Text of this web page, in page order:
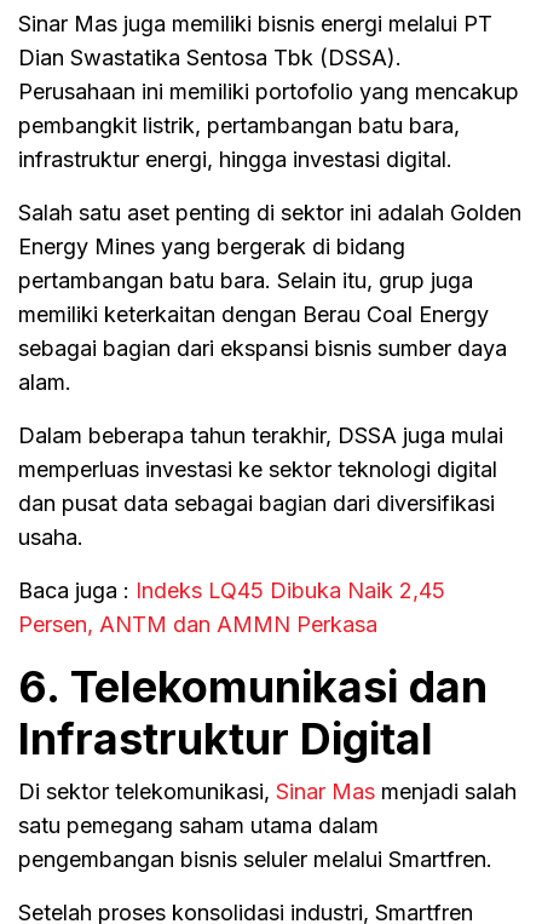
Sinar Mas juga memiliki bisnis energi melalui PT
Dian Swastatika Sentosa Tbk (DSSA).
Perusahaan ini memiliki portofolio yang mencakup
pembangkit listrik, pertambangan batu bara,
infrastruktur energi, hingga investasi digital.
Salah satu aset penting di sektor ini adalah Golden
Energy Mines yang bergerak di bidang
pertambangan batu bara. Selain itu, grup juga
memiliki keterkaitan dengan Berau Coal Energy
sebagai bagian dari ekspansi bisnis sumber daya
alam.
Dalam beberapa tahun terakhir, DSSA juga mulai
memperluas investasi ke sektor teknologi digital
dan pusat data sebagai bagian dari diversifikasi
usaha.
Baca juga : Indeks LQ45 Dibuka Naik 2,45
Persen, ANTM dan AMMN Perkasa
6. Telekomunikasi dan
Infrastruktur Digital
Di sektor telekomunikasi, Sinar Mas menjadi salah
satu pemegang saham utama dalam
pengembangan bisnis seluler melalui Smartfren.
Setelah proses konsolidasi industri, Smartfren